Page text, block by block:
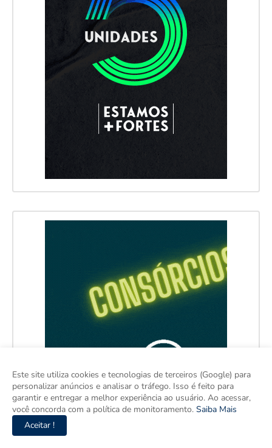
Este site utiliza cookies e tecnologias de terceiros (Google) para
personalizar anúncios e analisar o tráfego. Isso é feito para
garantir e entregar a melhor experiência ao usuário. Ao acessar,
você concorda com a política de monitoramento. Saiba Mais
Aceitar !